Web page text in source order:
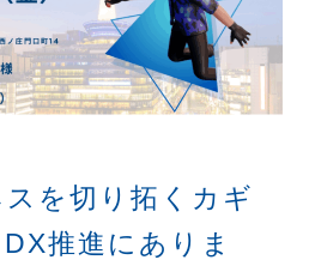
を切り拓くカギ
推進にありま